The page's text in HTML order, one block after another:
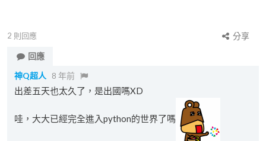
2 則回應
分享
回應
神Q超人
8 年前
出差五天也太久了，是出國嗎XD
哇，大大已經完全進入python的世界了嗎